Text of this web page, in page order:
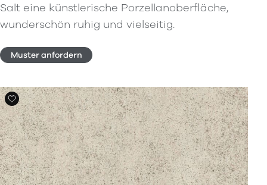
Salt eine künstlerische Porzellanoberfläche,
wunderschön ruhig und vielseitig.
Muster anfordern